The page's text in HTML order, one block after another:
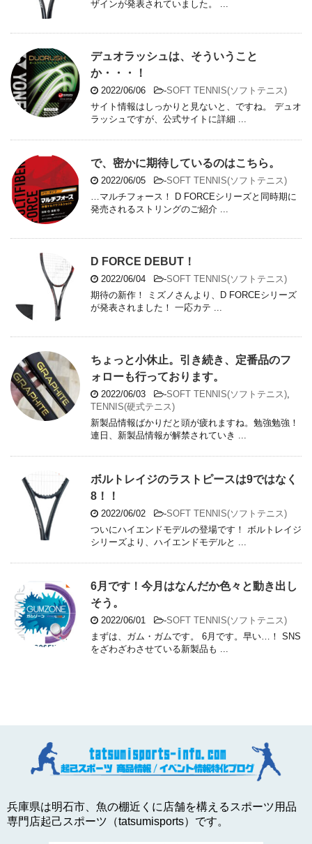
ザインが発表されていました。 ...
デュオラッシュは、そういうこと
か・・・！
2022/06/06 -SOFT TENNIS(ソフトテニス)
サイト情報はしっかりと見ないと、ですね。 デュオ
ラッシュですが、公式サイトに詳細 ...
で、密かに期待しているのはこちら。
2022/06/05 -SOFT TENNIS(ソフトテニス)
…マルチフォース！ D FORCEシリーズと同時期に
発売されるストリングのご紹介 ...
D FORCE DEBUT！
2022/06/04 -SOFT TENNIS(ソフトテニス)
期待の新作！ ミズノさんより、D FORCEシリーズ
が発表されました！ 一応カテ ...
ちょっと小休止。引き続き、定番品のフ
ォローも行っております。
2022/06/03 -SOFT TENNIS(ソフトテニス),
TENNIS(硬式テニス)
新製品情報ばかりだと頭が疲れますね。勉強勉強！
連日、新製品情報が解禁されていき ...
ボルトレイジのラストピースは9ではなく
8！！
2022/06/02 -SOFT TENNIS(ソフトテニス)
ついにハイエンドモデルの登場です！ ボルトレイジ
シリーズより、ハイエンドモデルと ...
6月です！今月はなんだか色々と動き出し
そう。
2022/06/01 -SOFT TENNIS(ソフトテニス)
まずは、ガム・ガムです。 6月です。早い…！ SNS
をざわざわさせている新製品も ...
兵庫県は明石市、魚の棚近くに店舗を構えるスポーツ用品
専門店起己スポーツ（tatsumisports）です。